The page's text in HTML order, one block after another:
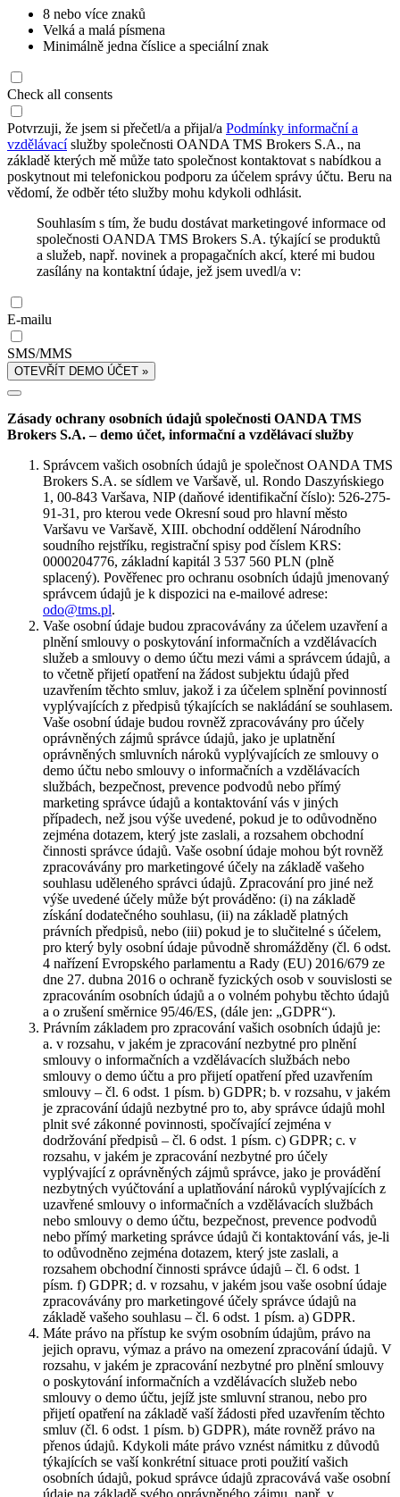
8 nebo více znaků
Velká a malá písmena
Minimálně jedna číslice a speciální znak
Check all consents
Potvrzuji, že jsem si přečetl/a a přijal/a Podmínky informační a
vzdělávacíslužby společnosti OANDA TMS Brokers S.A., na
základě kterých mě může tato společnost kontaktovat s nabídkou a
poskytnout mi telefonickou podporu za účelem správy účtu. Beru na
vědomí, že odběr této služby mohu kdykoli odhlásit.
Souhlasím s tím, že budu dostávat marketingové informace od
společnosti OANDA TMS Brokers S.A. týkající se produktů
a služeb, např. novinek a propagačních akcí, které mi budou
zasílány na kontaktní údaje, jež jsem uvedl/a v:
E-mailu
SMS/MMS
OTEVŘÍT DEMO ÚČET »
Zásady ochrany osobních údajů společnosti OANDA TMS
Brokers S.A. – demo účet, informační a vzdělávací služby
Správcem vašich osobních údajů je společnost OANDA TMS
Brokers S.A. se sídlem ve Varšavě, ul. Rondo Daszyńskiego
1, 00-843 Varšava, NIP (daňové identifikační číslo): 526-275-
91-31, pro kterou vede Okresní soud pro hlavní město
Varšavu ve Varšavě, XIII. obchodní oddělení Národního
soudního rejstříku, registrační spisy pod číslem KRS:
0000204776, základní kapitál 3 537 560 PLN (plně
splacený). Pověřenec pro ochranu osobních údajů jmenovaný
správcem údajů je k dispozici na e-mailové adrese:
odo@tms.pl.
Vaše osobní údaje budou zpracovávány za účelem uzavření a
plnění smlouvy o poskytování informačních a vzdělávacích
služeb a smlouvy o demo účtu mezi vámi a správcem údajů, a
to včetně přijetí opatření na žádost subjektu údajů před
uzavřením těchto smluv, jakož i za účelem splnění povinností
vyplývajících z předpisů týkajících se nakládání se souhlasem.
Vaše osobní údaje budou rovněž zpracovávány pro účely
oprávněných zájmů správce údajů, jako je uplatnění
oprávněných smluvních nároků vyplývajících ze smlouvy o
demo účtu nebo smlouvy o informačních a vzdělávacích
službách, bezpečnost, prevence podvodů nebo přímý
marketing správce údajů a kontaktování vás v jiných
případech, než jsou výše uvedené, pokud je to odůvodněno
zejména dotazem, který jste zaslali, a rozsahem obchodní
činnosti správce údajů. Vaše osobní údaje mohou být rovněž
zpracovávány pro marketingové účely na základě vašeho
souhlasu uděleného správci údajů. Zpracování pro jiné než
výše uvedené účely může být prováděno: (i) na základě
získání dodatečného souhlasu, (ii) na základě platných
právních předpisů, nebo (iii) pokud je to slučitelné s účelem,
pro který byly osobní údaje původně shromážděny (čl. 6 odst.
4 nařízení Evropského parlamentu a Rady (EU) 2016/679 ze
dne 27. dubna 2016 o ochraně fyzických osob v souvislosti se
zpracováním osobních údajů a o volném pohybu těchto údajů
a o zrušení směrnice 95/46/ES, (dále jen: „GDPR“).
Právním základem pro zpracování vašich osobních údajů je:
a. v rozsahu, v jakém je zpracování nezbytné pro plnění
smlouvy o informačních a vzdělávacích službách nebo
smlouvy o demo účtu a pro přijetí opatření před uzavřením
smlouvy – čl. 6 odst. 1 písm. b) GDPR; b. v rozsahu, v jakém
je zpracování údajů nezbytné pro to, aby správce údajů mohl
plnit své zákonné povinnosti, spočívající zejména v
dodržování předpisů – čl. 6 odst. 1 písm. c) GDPR; c. v
rozsahu, v jakém je zpracování nezbytné pro účely
vyplývající z oprávněných zájmů správce, jako je provádění
nezbytných vyúčtování a uplatňování nároků vyplývajících z
uzavřené smlouvy o informačních a vzdělávacích službách
nebo smlouvy o demo účtu, bezpečnost, prevence podvodů
nebo přímý marketing správce údajů či kontaktování vás, je-li
to odůvodněno zejména dotazem, který jste zaslali, a
rozsahem obchodní činnosti správce údajů – čl. 6 odst. 1
písm. f) GDPR; d. v rozsahu, v jakém jsou vaše osobní údaje
zpracovávány pro marketingové účely správce údajů na
základě vašeho souhlasu – čl. 6 odst. 1 písm. a) GDPR.
Máte právo na přístup ke svým osobním údajům, právo na
jejich opravu, výmaz a právo na omezení zpracování údajů. V
rozsahu, v jakém je zpracování nezbytné pro plnění smlouvy
o poskytování informačních a vzdělávacích služeb nebo
smlouvy o demo účtu, jejíž jste smluvní stranou, nebo pro
přijetí opatření na základě vaší žádosti před uzavřením těchto
smluv (čl. 6 odst. 1 písm. b) GDPR), máte rovněž právo na
přenos údajů. Kdykoli máte právo vznést námitku z důvodů
týkajících se vaší konkrétní situace proti použití vašich
osobních údajů, pokud správce údajů zpracovává vaše osobní
údaje na základě svého oprávněného zájmu, např. v